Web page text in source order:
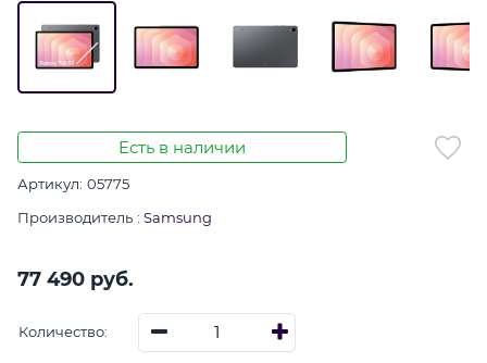
Есть в наличии
Артикул: 05775
Производитель : Samsung
77 490 руб.
Количество: